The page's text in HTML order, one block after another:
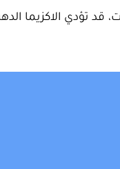
قد تؤدي الاكزيما